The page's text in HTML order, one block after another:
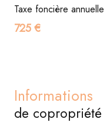
Taxe foncière annuelle
725 €
Informations
de copropriété